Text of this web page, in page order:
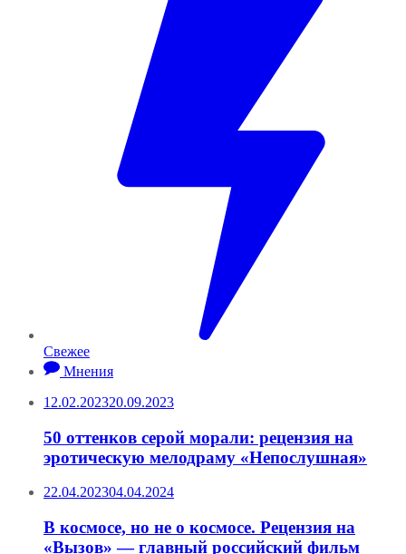
Свежее
Мнения
12.02.202320.09.2023
50 оттенков серой морали: рецензия на
эротическую мелодраму «Непослушная»
22.04.202304.04.2024
В космосе, но не о космосе. Рецензия на
«Вызов» — главный российский фильм